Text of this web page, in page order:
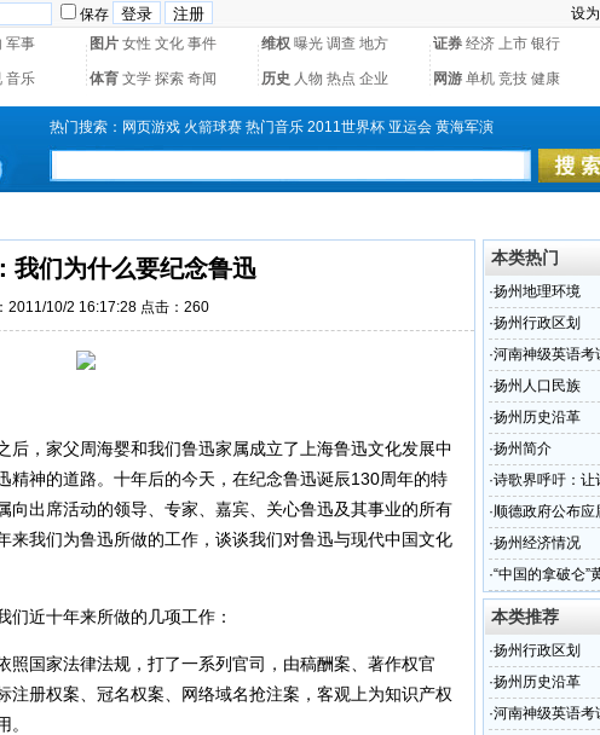
保存 设
军事 图片 女性 文化 事件 维权 曝光 调查 地方 证券 经济 上市 银行
音乐 体育 文学 探索 奇闻 历史 人物 热点 企业 网游 单机 竞技 健康
热门搜索： 网页游戏 火箭球赛 热门音乐 2011世界杯 亚运会 黄海军演
我们为什么要纪念鲁迅
2011/10/2 16:17:28 点击： 260
，家父周海婴和我们鲁迅家属成立了上海鲁迅文化发展中
精神的道路。十年后的今天，在纪念鲁迅诞辰130周年的特
向出席活动的领导、专家、嘉宾、关心鲁迅及其事业的所有
来我们为鲁迅所做的工作，谈谈我们对鲁迅与现代中国文化
近十年来所做的几项工作：
国家法律法规，打了一系列官司，由稿酬案、著作权官
注册权案、冠名权案、网络域名抢注案，客观上为知识产权
本类热门
·扬州地理环境
·扬州行政区划
·河南神级英语
·扬州人口民族
·扬州历史沿革
·扬州简介
·诗歌界呼吁：让
·顺德政府公布
纷吐槽
·扬州经济情况
·“中国的拿破仑”
本类推荐
·扬州行政区划
·扬州历史沿革
·河南神级英语